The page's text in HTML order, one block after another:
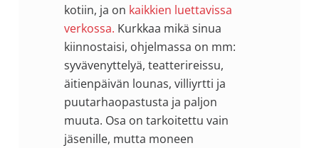
kotiin, ja on kaikkien luettavissa
verkossa. Kurkkaa mikä sinua
kiinnostaisi, ohjelmassa on mm:
syvävenyttelyä, teatterireissu,
äitienpäivän lounas, villiyrtti ja
puutarhaopastusta ja paljon
muuta. Osa on tarkoitettu vain
jäsenille, mutta moneen